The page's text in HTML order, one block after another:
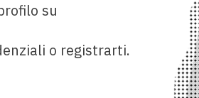
su
o registrarti.